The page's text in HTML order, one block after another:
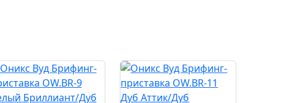
Механизм
синхромеханизм с
пластик/
Серый